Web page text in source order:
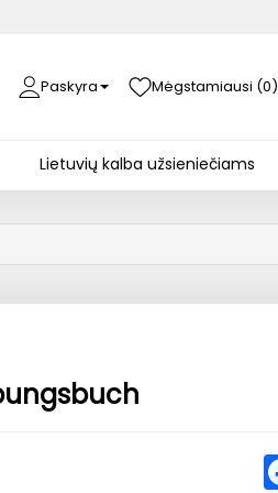
Paskyra Mėgstamiausi (0)
Lietuvių kalba užsieniečiams